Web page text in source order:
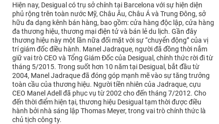
Hiện nay, Desigual có trụ sở chính tại Barcelona với sự hiện diện
phủ rộng trên toàn nước Mỹ, Châu Âu, Châu Á và Trung Đông, sở
hữu đa dạng kênh bán hàng, bao gồm: cửa hàng độc lập, cửa hàng
đa thương hiệu, thương mại điện tử và bán lẻ du lịch. Gần đây
thương hiệu này một lần nữa đối mặt với sự “chuyển động” của vị
trí giám đốc điều hành. Manel Jadraque, người đã đồng thời nắm
giữ vai trò CEO và Tổng Giám Đốc của Desigual, chính thức rời đi từ
tháng 5/2015. Trong suốt hơn 10 năm tại Desigual, bắt đầu từ
2004, Manel Jadraque đã đóng góp mạnh mẽ vào sự tăng trưởng
toàn cầu của thương hiệu. Người tiền nhiên của Jadraque, cựu
CEO Manel Adell đã phục vụ từ 2002 cho đến tháng 7/2012. Cho
đến thời điểm hiện tại, thương hiệu Desigual tạm thời được điều
hành bởi nhà sáng lập Thomas Meyer, trong vai trò chính thức là
chủ tịch công ty.